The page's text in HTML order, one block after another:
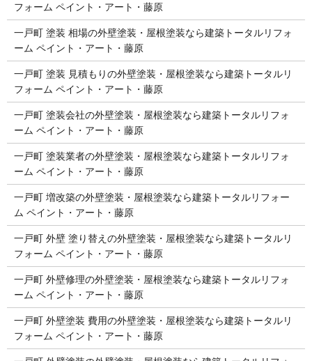
フォーム ペイント・アート・藤原
一戸町 塗装 相場の外壁塗装・屋根塗装なら建築トータルリフォ
ーム ペイント・アート・藤原
一戸町 塗装 見積もりの外壁塗装・屋根塗装なら建築トータルリ
フォーム ペイント・アート・藤原
一戸町 塗装会社の外壁塗装・屋根塗装なら建築トータルリフォ
ーム ペイント・アート・藤原
一戸町 塗装業者の外壁塗装・屋根塗装なら建築トータルリフォ
ーム ペイント・アート・藤原
一戸町 増改築の外壁塗装・屋根塗装なら建築トータルリフォー
ム ペイント・アート・藤原
一戸町 外壁 塗り替えの外壁塗装・屋根塗装なら建築トータルリ
フォーム ペイント・アート・藤原
一戸町 外壁修理の外壁塗装・屋根塗装なら建築トータルリフォ
ーム ペイント・アート・藤原
一戸町 外壁塗装 費用の外壁塗装・屋根塗装なら建築トータルリ
フォーム ペイント・アート・藤原